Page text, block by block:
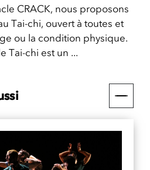
CRACK, nous proposons
Tai-chi, ouvert à toutes et
ou la condition physique.
Tai-chi est un ...